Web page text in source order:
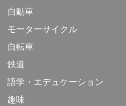
自動車
モーターサイクル
自転車
鉄道
語学・エデュケーション
趣味